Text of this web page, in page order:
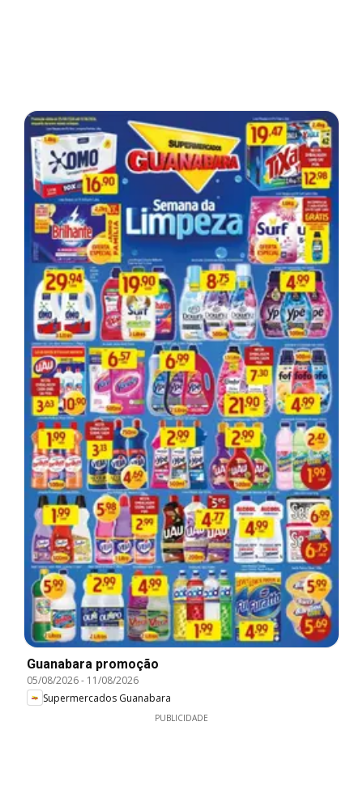
Guanabara promoção
05/08/2026- 11/08/2026
Supermercados Guanabara
PUBLICIDADE